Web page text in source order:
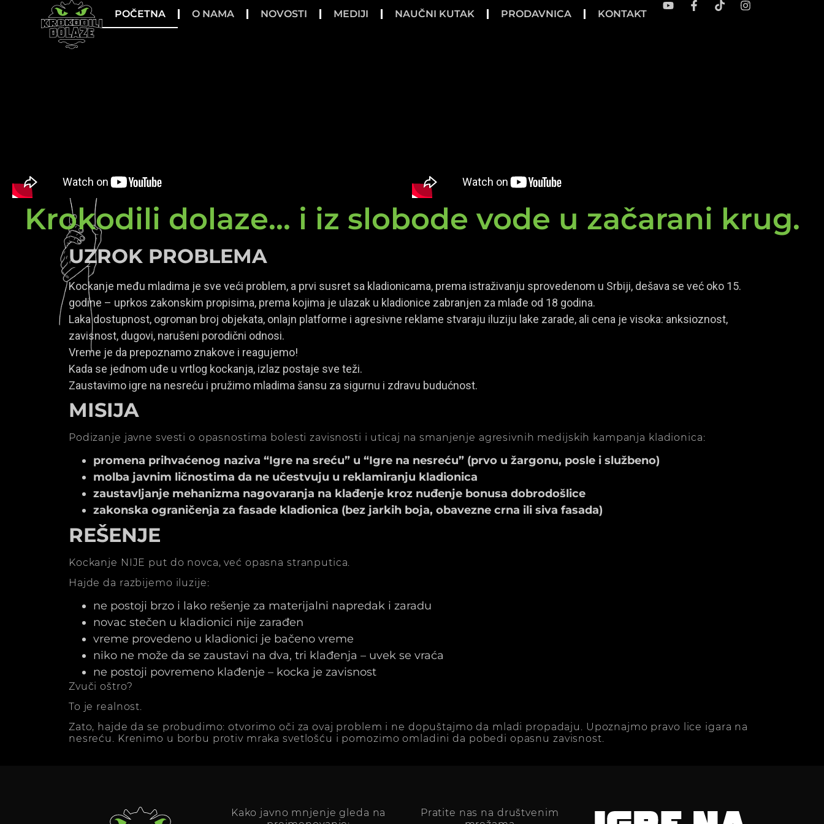
POČETNA O NAMA NOVOSTI MEDIJI NAUČNI KUTAK PRODAVNICA KONTAKT
Krokodili dolaze... i iz slobode vode u začarani krug.
UZROK PROBLEMA
Kockanje među mladima je sve veći problem, a prvi susret sa kladionicama, prema istraživanju sprovedenom u Srbiji, dešava se već oko 15.
godine – uprkos zakonskim propisima, prema kojima je ulazak u kladionice zabranjen za mlađe od 18 godina.
Laka dostupnost, ogroman broj objekata, onlajn platforme i agresivne reklame stvaraju iluziju lake zarade, ali cena je visoka: anksioznost,
zavisnost, dugovi, narušeni porodični odnosi.
Vreme je da prepoznamo znakove i reagujemo!
Kada se jednom uđe u vrtlog kockanja, izlaz postaje sve teži.
Zaustavimo igre na nesreću i pružimo mladima šansu za sigurnu i zdravu budućnost.
MISIJA
Podizanje javne svesti o opasnostima bolesti zavisnosti i uticaj na smanjenje agresivnih medijskih kampanja kladionica:
promena prihvaćenog naziva “Igre na sreću” u “Igre na nesreću” (prvo u žargonu, posle i službeno)
molba javnim ličnostima da ne učestvuju u reklamiranju kladionica
zaustavljanje mehanizma nagovaranja na klađenje kroz nuđenje bonusa dobrodošlice
zakonska ograničenja za fasade kladionica (bez jarkih boja, obavezne crna ili siva fasada)
REŠENJE
Kockanje NIJE put do novca, već opasna stranputica.
Hajde da razbijemo iluzije:
ne postoji brzo i lako rešenje za materijalni napredak i zaradu
novac stečen u kladionici nije zarađen
vreme provedeno u kladionici je bačeno vreme
niko ne može da se zaustavi na dva, tri klađenja – uvek se vraća
ne postoji povremeno klađenje – kocka je zavisnost
Zvuči oštro?
To je realnost.
Zato, hajde da se probudimo: otvorimo oči za ovaj problem i ne dopuštajmo da mladi propadaju. Upoznajmo pravo lice igara na
nesreću. Krenimo u borbu protiv mraka svetlošću i pomozimo omladini da pobedi opasnu zavisnost.
Kako javno mnjenje gleda na
Pratite nas na društvenim